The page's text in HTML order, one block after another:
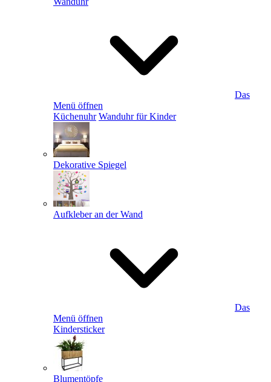
Das
Menü öffnen
Küchenuhr Wanduhr für Kinder
Dekorative Spiegel
Aufkleber an der Wand
Das
Menü öffnen
Kindersticker
Blumentöpfe